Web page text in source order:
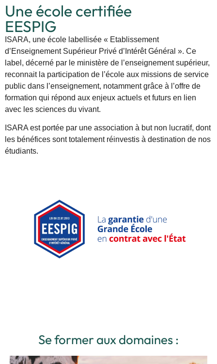
Une école certifiée
EESPIG
ISARA, une école labellisée « Etablissement
d’Enseignement Supérieur Privé d’Intérêt Général ». Ce
label, décerné par le ministère de l’enseignement supérieur,
reconnait la participation de l’école aux missions de service
public dans l’enseignement, notamment grâce à l’offre de
formation qui répond aux enjeux actuels et futurs en lien
avec les sciences du vivant.
ISARA est portée par une association à but non lucratif, dont
les bénéfices sont totalement réinvestis à destination de nos
étudiants.
Se former aux domaines :